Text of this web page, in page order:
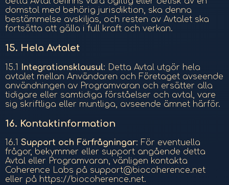
domstol med behörig jurisdiktion, ska denna
bestämmelse avskiljas, och resten av Avtalet ska
fortsätta att gälla i full kraft och verkan.
15. Hela Avtalet
15.1 Integrationsklausul: Detta Avtal utgör hela
avtalet mellan Användaren och Företaget avseende
användningen av Programvaran och ersätter alla
tidigare eller samtidiga förståelser och avtal, vare
sig skriftliga eller muntliga, avseende ämnet härför.
16. Kontaktinformation
16.1 Support och Förfrågningar: För eventuella
frågor, bekymmer eller support angående detta
Avtal eller Programvaran, vänligen kontakta
Coherence Labs på support@biocoherence.net
eller på https://biocoherence.net.